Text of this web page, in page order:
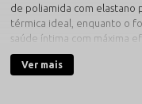
de poliamida com elastano
térmica ideal, enquanto o
saúde íntima com máxima
Dica de Look Sensualle
Para um visual completo e
Ver mais